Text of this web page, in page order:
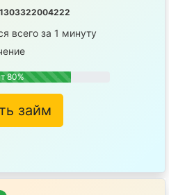
всего за 1 минуту
80%
займ